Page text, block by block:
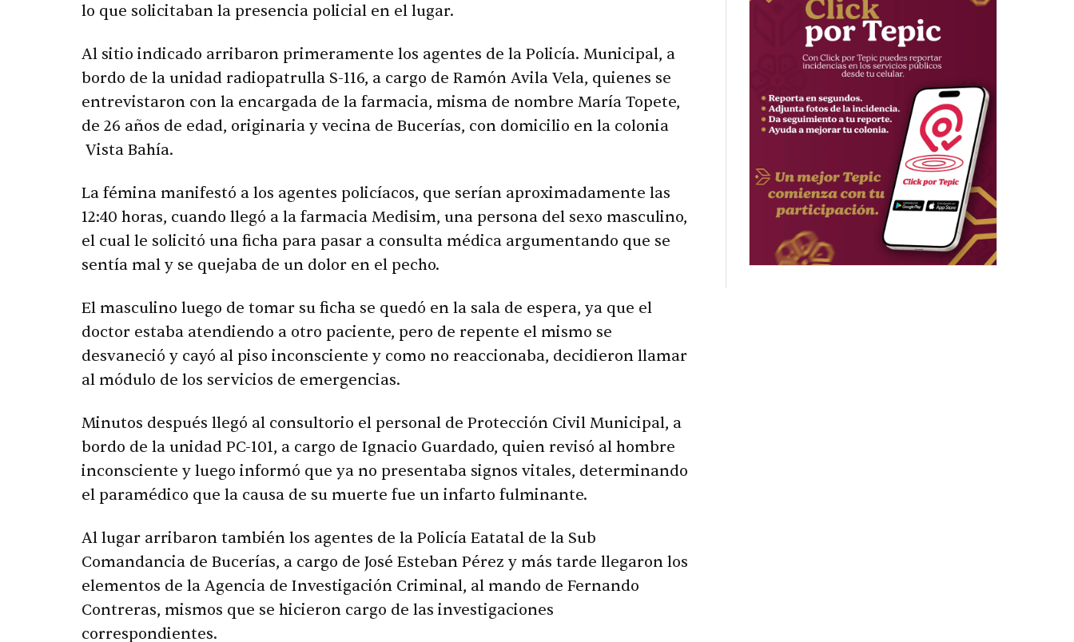
lo que solicitaban la presencia policial en el lugar.
Al sitio indicado arribaron primeramente los agentes de la Policía. Municipal, a
bordo de la unidad radiopatrulla S-116, a cargo de Ramón Avila Vela, quienes se
entrevistaron con la encargada de la farmacia, misma de nombre María Topete,
de 26 años de edad, originaria y vecina de Bucerías, con domicilio en la colonia
Vista Bahía.
La fémina manifestó a los agentes policíacos, que serían aproximadamente las
12:40 horas, cuando llegó a la farmacia Medisim, una persona del sexo masculino,
el cual le solicitó una ficha para pasar a consulta médica argumentando que se
sentía mal y se quejaba de un dolor en el pecho.
El masculino luego de tomar su ficha se quedó en la sala de espera, ya que el
doctor estaba atendiendo a otro paciente, pero de repente el mismo se
desvaneció y cayó al piso inconsciente y como no reaccionaba, decidieron llamar
al módulo de los servicios de emergencias.
Minutos después llegó al consultorio el personal de Protección Civil Municipal, a
bordo de la unidad PC-101, a cargo de Ignacio Guardado, quien revisó al hombre
inconsciente y luego informó que ya no presentaba signos vitales, determinando
el paramédico que la causa de su muerte fue un infarto fulminante.
Al lugar arribaron también los agentes de la Policía Eatatal de la Sub
Comandancia de Bucerías, a cargo de José Esteban Pérez y más tarde llegaron los
elementos de la Agencia de Investigación Criminal, al mando de Fernando
Contreras, mismos que se hicieron cargo de las investigaciones
correspondientes.